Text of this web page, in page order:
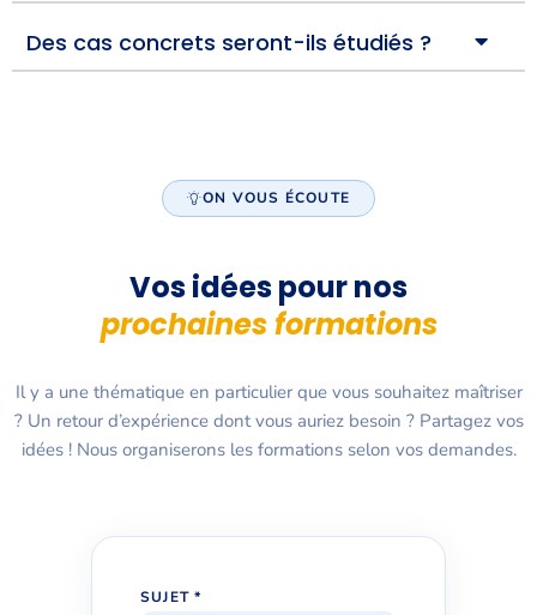
Des cas concrets seront-ils étudiés ?
ON VOUS ÉCOUTE
Vos idées pour nos
prochaines formations
Il y a une thématique en particulier que vous souhaitez maîtriser
? Un retour d’expérience dont vous auriez besoin ? Partagez vos
idées ! Nous organiserons les formations selon vos demandes.
SUJET *